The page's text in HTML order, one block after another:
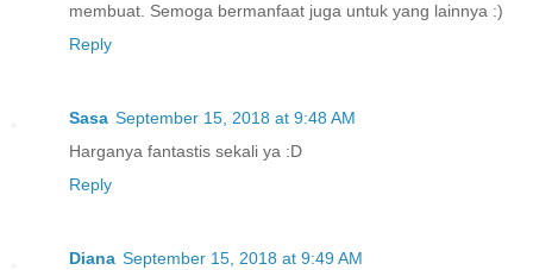
membuat. Semoga bermanfaat juga untuk yang lainnya :)
Reply
Sasa September 15, 2018 at 9:48 AM
Harganya fantastis sekali ya :D
Reply
Diana September 15, 2018 at 9:49 AM